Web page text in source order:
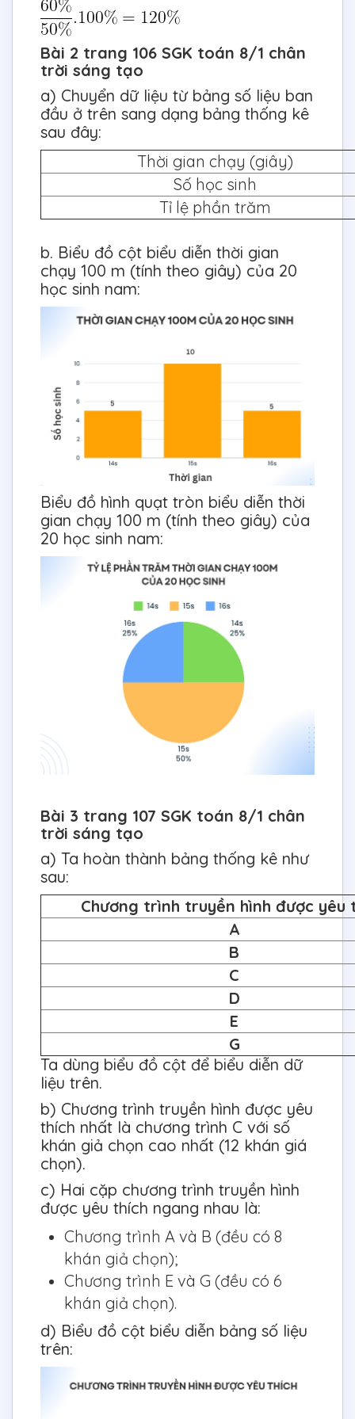
Bài 2 trang 106 SGK toán 8/1 chân
trời sáng tạo
a) Chuyển dữ liệu từ bảng số liệu ban
đầu ở trên sang dạng bảng thống kê
sau đây:
Thời gian chạy (giây)
Số học sinh
Tỉ lệ phần trăm
b. Biểu đồ cột biểu diễn thời gian
chạy 100 m (tính theo giây) của 20
học sinh nam:
Biểu đồ hình quạt tròn biểu diễn thời
gian chạy 100 m (tính theo giây) của
20 học sinh nam:
Bài 3 trang 107 SGK toán 8/1 chân
trời sáng tạo
a) Ta hoàn thành bảng thống kê như
sau:
Chương trình truyền hình được yêu
A
B
C
D
E
G
Ta dùng biểu đồ cột để biểu diễn dữ
liệu trên.
b) Chương trình truyền hình được yêu
thích nhất là chương trình C với số
khán giả chọn cao nhất (12 khán giá
chọn).
c) Hai cặp chương trình truyền hình
được yêu thích ngang nhau là:
Chương trình A và B (đều có 8
khán giả chọn);
Chương trình E và G (đều có 6
khán giả chọn).
d) Biểu đồ cột biểu diễn bảng số liệu
trên: